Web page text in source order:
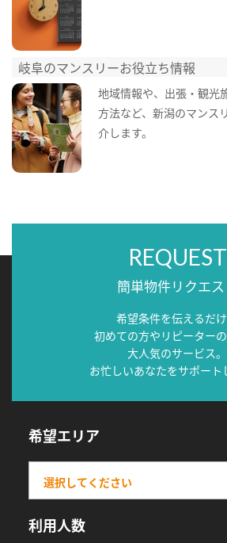
岐阜のマンスリーお役立ち情報
地域情報や、出張・観光
方法など、新潟のマンス
介します。
REQUEST
簡単物件リクエス
希望条件を伝えるだけ
初めての方やリピーター
大人気のサービス。
お忙しいあなたをサポート
希望エリア
利用人数